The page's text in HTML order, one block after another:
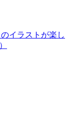
イラストが楽し